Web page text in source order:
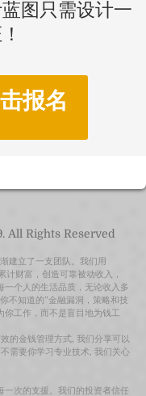
图只需设计一
报名
All Rights Reserved
建立了一支团队。我们用
财富，创造可靠被动收入，
个人的生活品质，无论收入多
不知道的”金融漏洞，策略和技
你工作，而不是盲目地为钱工
的金钱管理方式, 我们分享可以
需要你学习专业技术, 我们关心
一次的支援。我们的投资者信任